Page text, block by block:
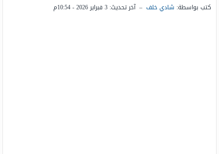
كتب بواسطة: شادي خلف – آخر تحديث: 3 فبراير 2026 - 10:54م